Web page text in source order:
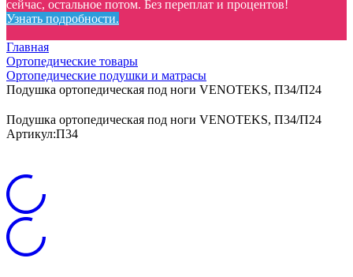
сейчас, остальное потом. Без переплат и процентов!
Узнать подробности.
Главная
Ортопедические товары
Ортопедические подушки и матрасы
Подушка ортопедическая под ноги VENOTEKS, П34/П24
Подушка ортопедическая под ноги VENOTEKS, П34/П24
Артикул:П34